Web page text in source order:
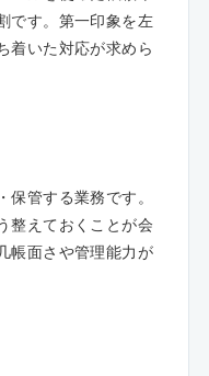
です。第一印象を左
着いた対応が求めら
管する業務です。
整えておくことが会
帳面さや管理能力が